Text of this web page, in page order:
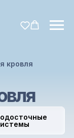
кровля